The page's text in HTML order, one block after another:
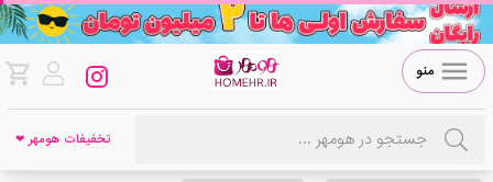
منو
تخفیفات هومهر ❤